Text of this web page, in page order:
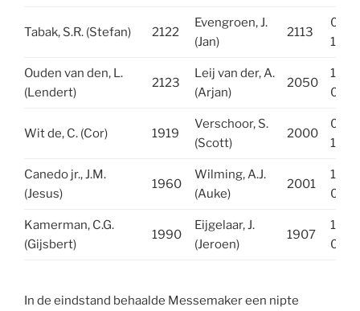
Tabak, S.R. (Stefan) 2122
Evengroen, J.
(Jan)
2113
0-
1
Ouden van den, L.
(Lendert)
2123
Leij van der, A.
(Arjan)
2050
1-
0
Wit de, C. (Cor) 1919
Verschoor, S.
(Scott)
2000
0-
1
Canedo jr., J.M.
(Jesus)
1960
Wilming, A.J.
(Auke)
2001
1-
0
Kamerman, C.G.
(Gijsbert)
1990
Eijgelaar, J.
(Jeroen)
1907
1-
0
In de eindstand behaalde Messemaker een nipte